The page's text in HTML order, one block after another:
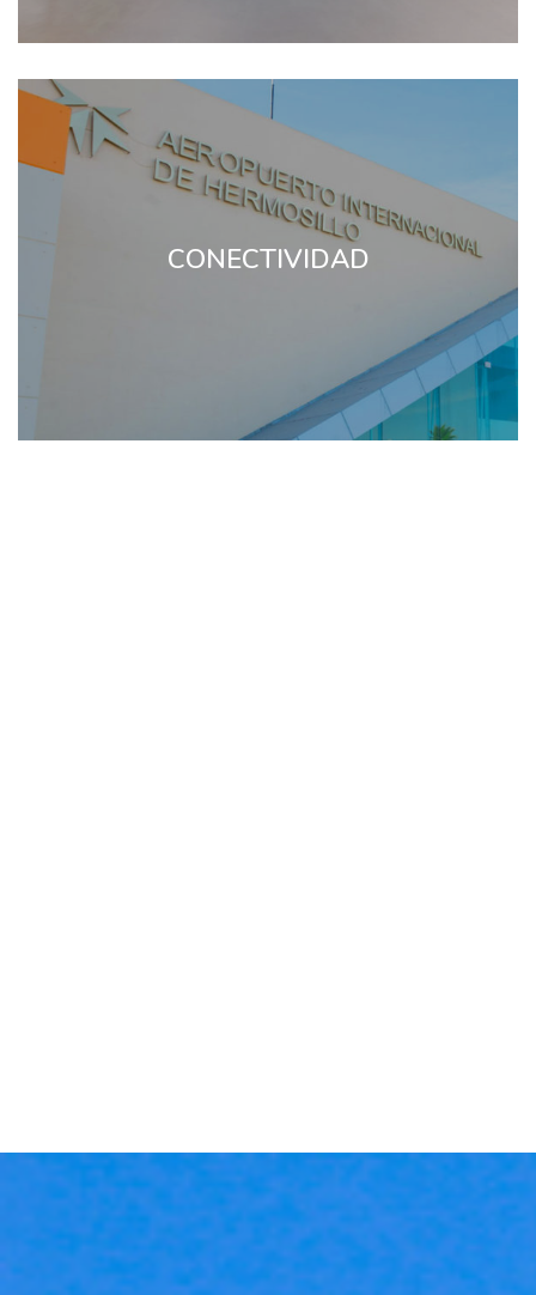
CONECTIVIDAD